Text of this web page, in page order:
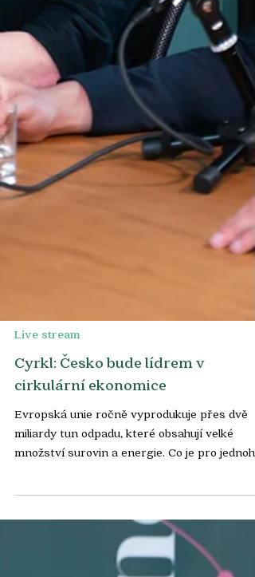
Live stream
Cyrkl: Česko bude lídrem v
cirkulární ekonomice
Evropská unie ročně vyprodukuje přes dvě